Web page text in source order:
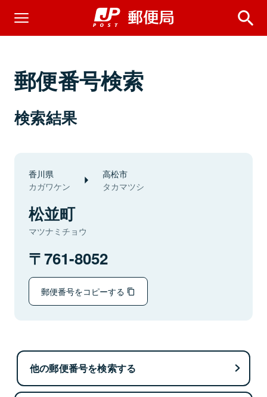
郵便番号検索
検索結果
香川県
カガワケン
高松市
タカマツシ
松並町
マツナミチョウ
761-8052
郵便番号をコピーする
他の郵便番号を検索する